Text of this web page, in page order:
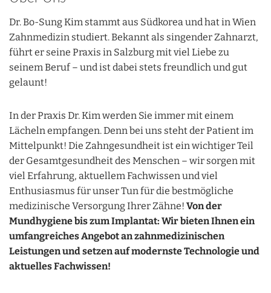
Dr. Bo-Sung Kim stammt aus Südkorea und hat in Wien
Zahnmedizin studiert. Bekannt als singender Zahnarzt,
führt er seine Praxis in Salzburg mit viel Liebe zu
seinem Beruf – und ist dabei stets freundlich und gut
gelaunt!
In der Praxis Dr. Kim werden Sie immer mit einem
Lächeln empfangen. Denn bei uns steht der Patient im
Mittelpunkt! Die Zahngesundheit ist ein wichtiger Teil
der Gesamtgesundheit des Menschen – wir sorgen mit
viel Erfahrung, aktuellem Fachwissen und viel
Enthusiasmus für unser Tun für die bestmögliche
medizinische Versorgung Ihrer Zähne! Von der
Mundhygiene bis zum Implantat: Wir bieten Ihnen ein
umfangreiches Angebot an zahnmedizinischen
Leistungen und setzen auf modernste Technologie und
aktuelles Fachwissen!